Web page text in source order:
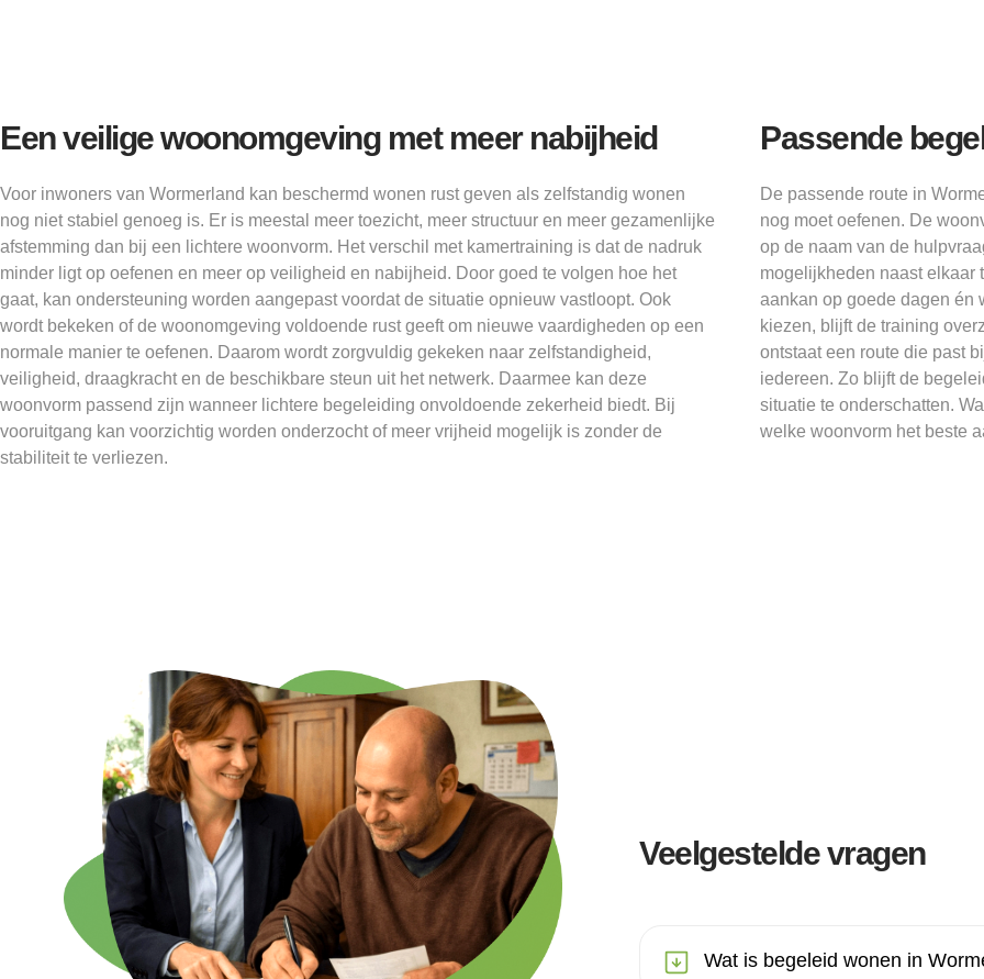
Een veilige woonomgeving met meer nabijheid
Voor inwoners van Wormerland kan beschermd wonen rust geven als zelfstandig wonen
nog niet stabiel genoeg is. Er is meestal meer toezicht, meer structuur en meer gezamenlijke
afstemming dan bij een lichtere woonvorm. Het verschil met kamertraining is dat de nadruk
minder ligt op oefenen en meer op veiligheid en nabijheid. Door goed te volgen hoe het
gaat, kan ondersteuning worden aangepast voordat de situatie opnieuw vastloopt. Ook
wordt bekeken of de woonomgeving voldoende rust geeft om nieuwe vaardigheden op een
normale manier te oefenen. Daarom wordt zorgvuldig gekeken naar zelfstandigheid,
veiligheid, draagkracht en de beschikbare steun uit het netwerk. Daarmee kan deze
woonvorm passend zijn wanneer lichtere begeleiding onvoldoende zekerheid biedt. Bij
vooruitgang kan voorzichtig worden onderzocht of meer vrijheid mogelijk is zonder de
stabiliteit te verliezen.
Passende
De passende route in
nog moet oefenen. De
op de naam van de
mogelijkheden naast elkaar
aankan op goede dagen én
kiezen, blijft de training
ontstaat een route die past
iedereen. Zo blijft de
situatie te onderschatten.
welke woonvorm het beste
Veelgestelde vragen
Wat is begeleid wonen in